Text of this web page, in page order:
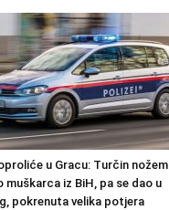
u Gracu: Turčin nožem
muškarca iz BiH, pa se dao u
pokrenuta velika potjera